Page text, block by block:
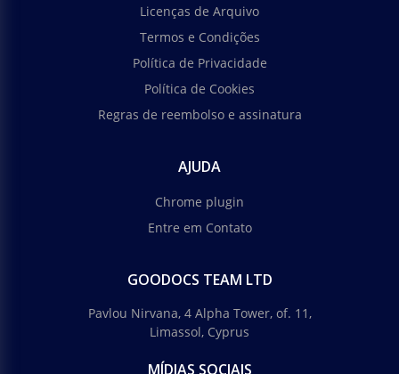
Licenças de Arquivo
Termos e Condições
Política de Privacidade
Política de Cookies
Regras de reembolso e assinatura
AJUDA
Chrome plugin
Entre em Contato
GOODOCS TEAM LTD
Pavlou Nirvana, 4 Alpha Tower, of. 11,
Limassol, Cyprus
MÍDIAS SOCIAIS